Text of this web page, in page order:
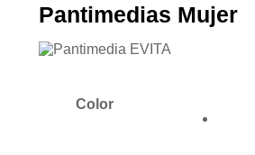
Pantimedias Mujer
Color